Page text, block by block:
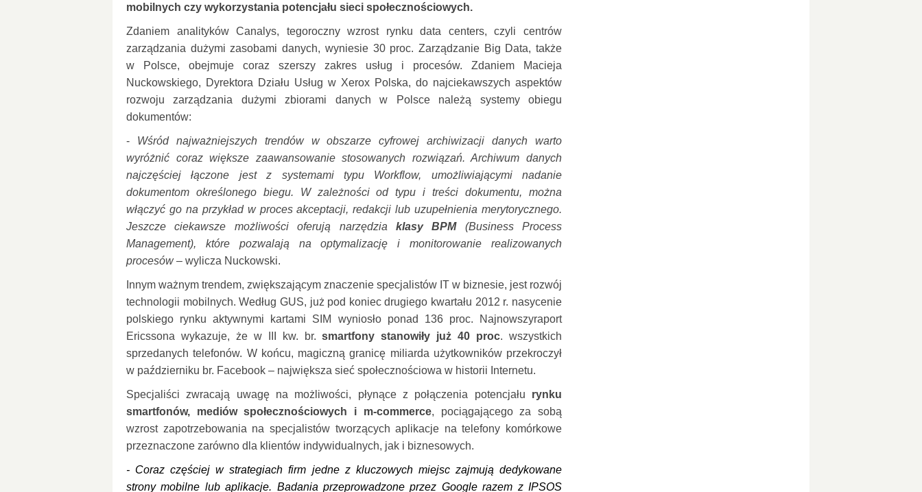
mobilnych czy wykorzystania potencjału sieci społecznościowych.
Zdaniem analityków Canalys, tegoroczny wzrost rynku data centers, czyli centrów
zarządzania dużymi zasobami danych, wyniesie 30 proc. Zarządzanie Big Data, także
w Polsce, obejmuje coraz szerszy zakres usług i procesów. Zdaniem Macieja
Nuckowskiego, Dyrektora Działu Usług w Xerox Polska, do najciekawszych aspektów
rozwoju zarządzania dużymi zbiorami danych w Polsce należą systemy obiegu
dokumentów:
- Wśród najważniejszych trendów w obszarze cyfrowej archiwizacji danych warto
wyróżnić coraz większe zaawansowanie stosowanych rozwiązań. Archiwum danych
najczęściej łączone jest z systemami typu Workflow, umożliwiającymi nadanie
dokumentom określonego biegu. W zależności od typu i treści dokumentu, można
włączyć go na przykład w proces akceptacji, redakcji lub uzupełnienia merytorycznego.
Jeszcze ciekawsze możliwości oferują narzędzia klasy BPM(Business Process
Management), które pozwalają na optymalizację i monitorowanie realizowanych
procesów – wylicza Nuckowski.
Innym ważnym trendem, zwiększającym znaczenie specjalistów IT w biznesie, jest rozwój
technologii mobilnych. Według GUS, już pod koniec drugiego kwartału 2012 r. nasycenie
polskiego rynku aktywnymi kartami SIM wyniosło ponad 136 proc.
Najnowszyraport
Ericssona wykazuje, że w III kw. br.smartfony stanowiły już 40 proc. wszystkich
sprzedanych telefonów. W końcu, magiczną granicę miliarda użytkowników przekroczył
w październiku br. Facebook – największa sieć społecznościowa w historii Internetu.
Specjaliści zwracają uwagę na możliwości, płynące z połączenia potencjału rynku
smartfonów, mediów społecznościowych i m-commerce, pociągającego za sobą
wzrost zapotrzebowania na specjalistów tworzących aplikacje na telefony komórkowe
przeznaczone zarówno dla klientów indywidualnych, jak i biznesowych.
- Coraz częściej w strategiach firm jedne z kluczowych miejsc zajmują dedykowane
strony mobilne lub aplikacje. Badania przeprowadzone przez Google razem z IPSOS